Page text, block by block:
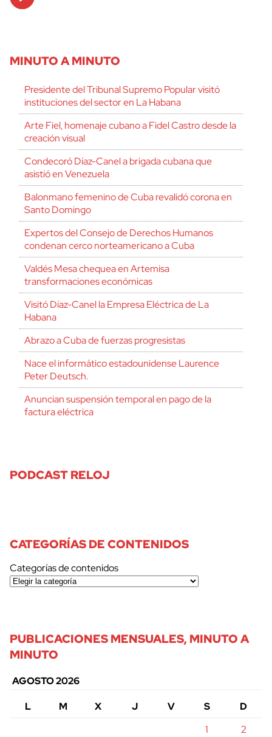
Player
MINUTO A MINUTO
Presidente del Tribunal Supremo Popular visitó
instituciones del sector en La Habana
Arte Fiel, homenaje cubano a Fidel Castro desde la
creación visual
Condecoró Díaz-Canel a brigada cubana que
asistió en Venezuela
Balonmano femenino de Cuba revalidó corona en
Santo Domingo
Expertos del Consejo de Derechos Humanos
condenan cerco norteamericano a Cuba
Valdés Mesa chequea en Artemisa
transformaciones económicas
Visitó Díaz-Canel la Empresa Eléctrica de La
Habana
Abrazo a Cuba de fuerzas progresistas
Nace el informático estadounidense Laurence
Peter Deutsch.
Anuncian suspensión temporal en pago de la
factura eléctrica
PODCAST RELOJ
CATEGORÍAS DE CONTENIDOS
Categorías de contenidos
PUBLICACIONES MENSUALES, MINUTO A
MINUTO
AGOSTO 2026
L
M X J V S
D
1
2